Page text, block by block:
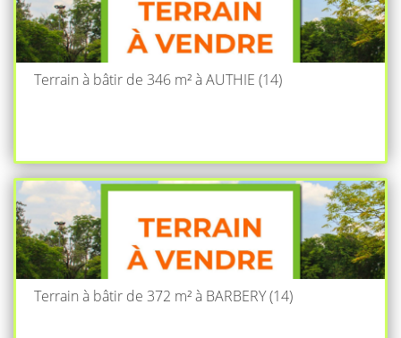
Terrain à bâtir de 346 m² à AUTHIE (14)
Terrain à bâtir de 372 m² à BARBERY (14)